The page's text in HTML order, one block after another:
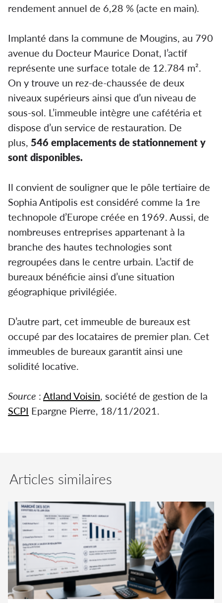
rendement annuel de 6,28 % (acte en main).
Implanté dans la commune de Mougins, au 790
avenue du Docteur Maurice Donat, l’actif
représente une surface totale de 12.784 m².
On y trouve un rez-de-chaussée de deux
niveaux supérieurs ainsi que d’un niveau de
sous-sol. L’immeuble intègre une cafétéria et
dispose d’un service de restauration. De
plus, 546 emplacements de stationnement y
sont disponibles.
Il convient de souligner que le pôle tertiaire de
Sophia Antipolis est considéré comme la 1re
technopole d’Europe créée en 1969. Aussi, de
nombreuses entreprises appartenant à la
branche des hautes technologies sont
regroupées dans le centre urbain. L’actif de
bureaux bénéficie ainsi d’une situation
géographique privilégiée.
D’autre part, cet immeuble de bureaux est
occupé par des locataires de premier plan. Cet
immeubles de bureaux garantit ainsi une
solidité locative.
Source : Atland Voisin, société de gestion de la
SCPI Epargne Pierre, 18/11/2021.
Articles similaires